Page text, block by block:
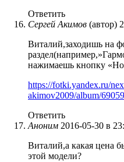
Ответить
Сергей Акимов (автор)
Виталий,заходишь на
нажимаешь кнопку
https://fotki.yandex.ru/
akimov2009/album/
Ответить
Аноним 2016-05-30 в
Виталий,а какая цена
этой модели?